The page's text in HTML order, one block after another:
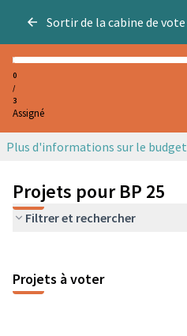
Sortir de la cabine de vote
0
/
3
Assigné
Plus d'informations sur le budget
Projets pour BP 25
Filtrer et rechercher
Projets à voter